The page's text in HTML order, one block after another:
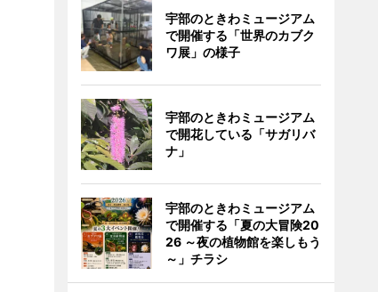
宇部のときわミュージアム
で開催する「世界のカブク
ワ展」の様子
宇部のときわミュージアム
で開花している「サガリバ
ナ」
宇部のときわミュージアム
で開催する「夏の大冒険20
26 ～夜の植物館を楽しもう
～」チラシ